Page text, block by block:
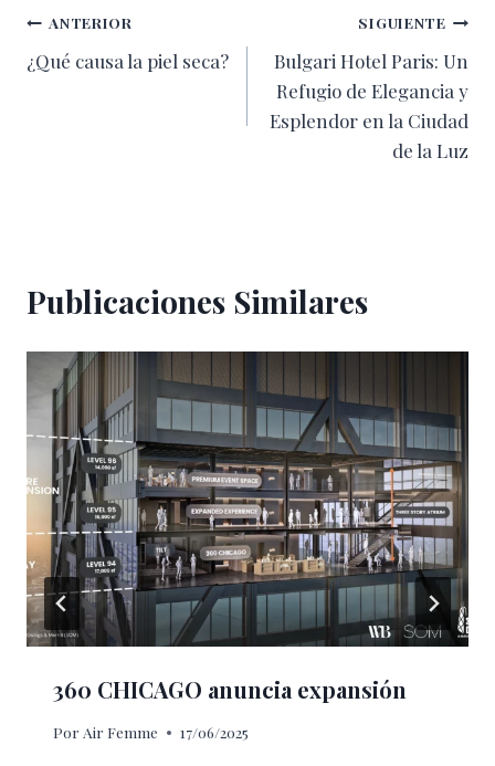
Navegación
de
ANTERIOR
¿Qué causa la piel seca?
SIGUIENTE
Bulgari Hotel Paris: Un
Refugio de Elegancia y
Esplendor en la Ciudad
de la Luz
Publicaciones Similares
360 CHICAGO anuncia expansión
Por Air Femme 17/06/2025